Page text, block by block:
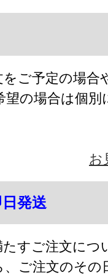
ご予定の場合
の場合は個別
お
発送
すご注文につ
、ご注文のそ